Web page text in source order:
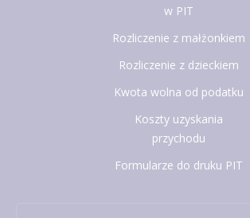
w PIT
Rozliczenie z małżonkiem
Rozliczenie z dzieckiem
Kwota wolna od podatku
Koszty uzyskania
przychodu
Formularze do druku PIT